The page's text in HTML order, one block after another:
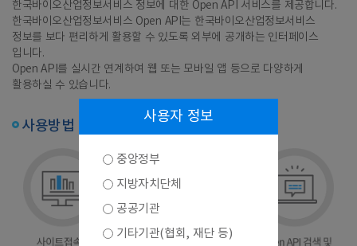
한국바이오산업정보서비스 정보에 대한 Open API 서비스를 제공합니다.
한국바이오산업정보서비스 Open API는 한국바이오산업정보서비스
정보를 보다 편리하게 활용할 수 있도록 외부에 공개하는 인터페이스
입니다.
Open API를 실시간 연계하여 웹 또는 모바일 앱 등으로 다양하게
활용하실 수 있습니다.
사용방법
사용자 정보
중앙정부
지방자치단체
공공기관
기타기관(협회, 재단 등)